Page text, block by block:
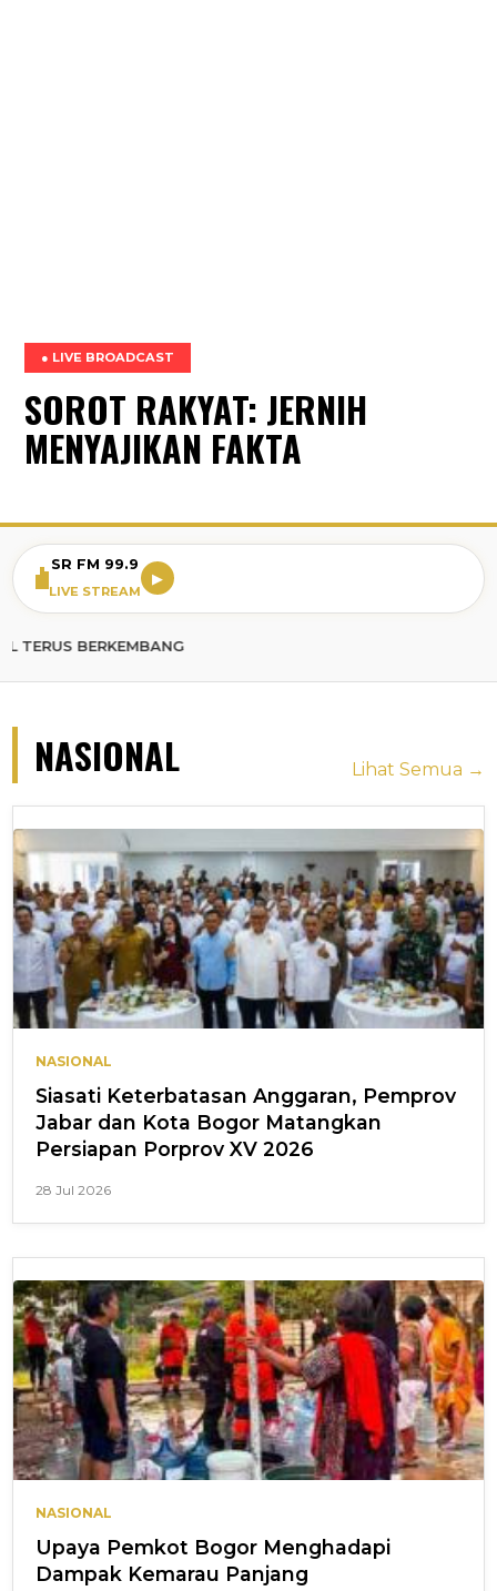
● LIVE BROADCAST
SOROT RAKYAT: JERNIH
MENYAJIKAN FAKTA
SR FM 99.9
LIVE STREAM
▶
NASIONAL Lihat Semua →
NASIONAL
Siasati Keterbatasan Anggaran, Pemprov
Jabar dan Kota Bogor Matangkan
Persiapan Porprov XV 2026
28 Jul 2026
NASIONAL
Upaya Pemkot Bogor Menghadapi
Dampak Kemarau Panjang